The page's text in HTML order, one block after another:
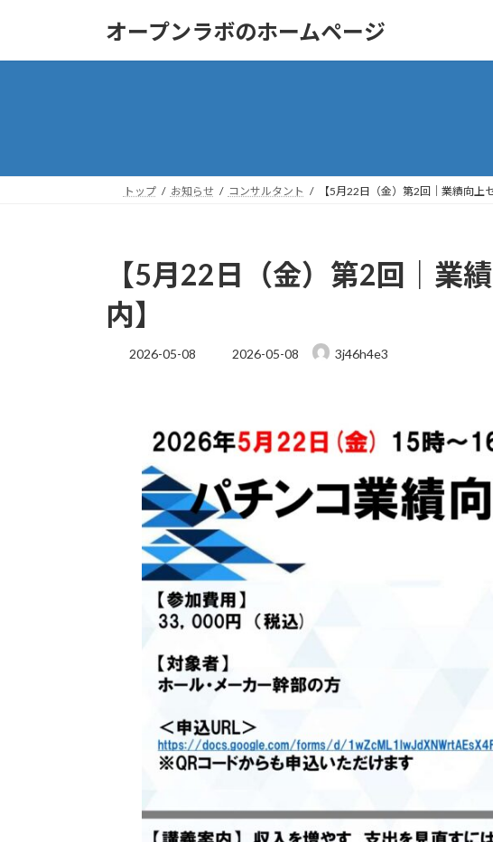
オープンラボのホームページ
トップ お知らせ コンサルタント 【5月22日（金）第2回｜業績向上
【5月22日（金）第2回｜業
内】
2026-05-08
最
時
2026-05-08 3j46h4e3